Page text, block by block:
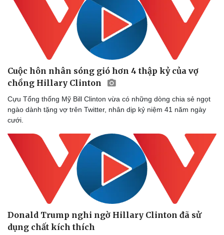
Cuộc hôn nhân sóng gió hơn 4 thập kỷ của vợ
chồng Hillary Clinton
Cựu Tổng thống Mỹ Bill Clinton vừa có những dòng chia sẻ ngọt
ngào dành tặng vợ trên Twitter, nhân dịp kỷ niệm 41 năm ngày
cưới.
Donald Trump nghi ngờ Hillary Clinton đã sử
dụng chất kích thích